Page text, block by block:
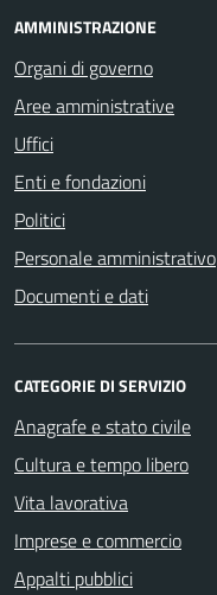
AMMINISTRAZIONE
Organi di governo
Aree amministrative
Uffici
Enti e fondazioni
Politici
Personale amministrativo
Documenti e dati
CATEGORIE DI SERVIZIO
Anagrafe e stato civile
Cultura e tempo libero
Vita lavorativa
Imprese e commercio
Appalti pubblici